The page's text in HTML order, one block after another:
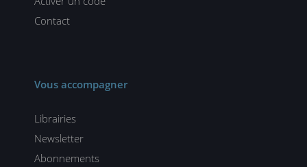
Contact
Vous accompagner
Librairies
Newsletter
Abonnements